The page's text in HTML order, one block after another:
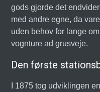
gods gjorde det
med andre egne, da
uden behov for lange
vognture ad grusveje.
Den første
I 1875 tog udviklingen